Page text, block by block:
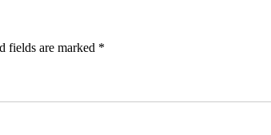
fields are marked *